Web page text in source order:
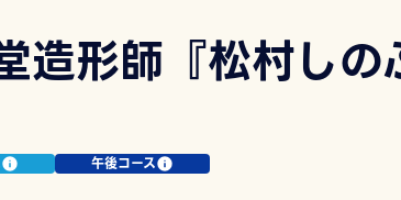
造形師『松村し
午後コース